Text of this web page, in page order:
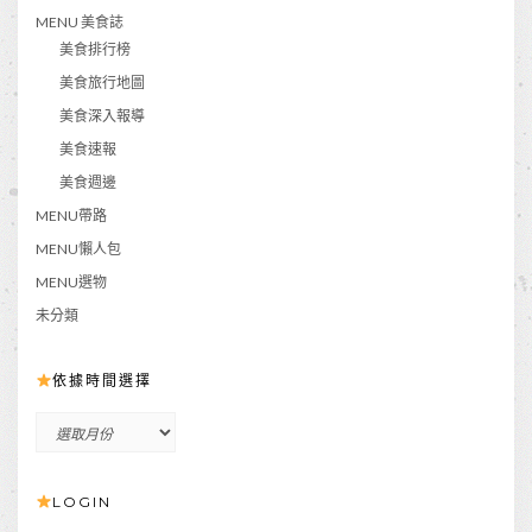
MENU 美食誌
美食排行榜
美食旅行地圖
美食深入報導
美食速報
美食週邊
MENU帶路
MENU懶人包
MENU選物
未分類
依據時間選擇
間 LOGIN